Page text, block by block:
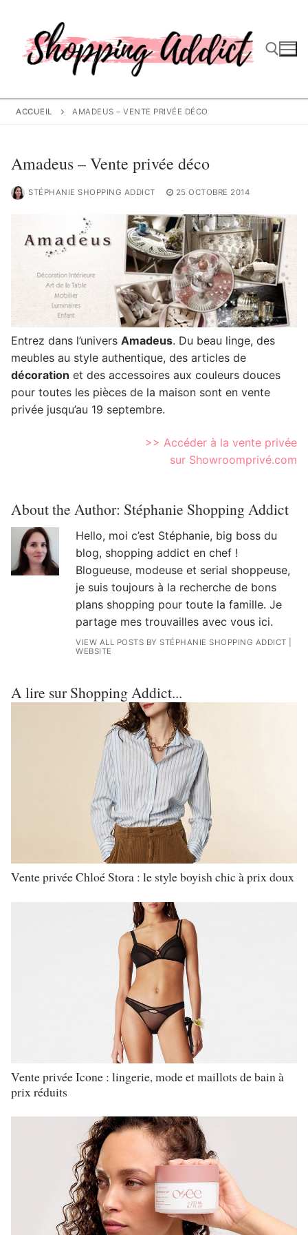
contenu
Rechercher :
ACCUEIL AMADEUS – VENTE PRIVÉE DÉCO
Amadeus – Vente privée déco
STÉPHANIE SHOPPING ADDICT 25 OCTOBRE 2014
Entrez dans l’univers Amadeus. Du beau linge, des
meubles au style authentique, des articles de
décoration et des accessoires aux couleurs douces
pour toutes les pièces de la maison sont en vente
privée jusqu’au 19 septembre.
>> Accéder à la vente privée
sur Showroomprivé.com
About the Author: Stéphanie Shopping Addict
Hello, moi c’est Stéphanie, big boss du
blog, shopping addict en chef !
Blogueuse, modeuse et serial shoppeuse,
je suis toujours à la recherche de bons
plans shopping pour toute la famille. Je
partage mes trouvailles avec vous ici.
VIEW ALL POSTS BY STÉPHANIE SHOPPING ADDICT
WEBSITE
A lire sur Shopping Addict...
Vente privée Chloé Stora : le style boyish chic à prix doux
Vente privée Icone : lingerie, mode et maillots de bain à
prix réduits